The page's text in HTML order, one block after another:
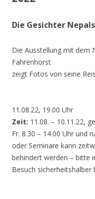
Die Gesichter Nepals
Die Ausstellung mit dem
Fahrenhorst
zeigt Fotos von seine
11.08.22, 19.00 Uhr
Zeit: 11.08. – 10.11.22,
Fr. 8.30 – 14.00 Uhr und
oder Seminare kann
behindert werden – bitte
Besuch sicherheitshalber